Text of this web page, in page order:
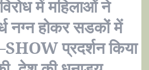
में महिलाओं ने
नग्न होकर सडकों में
प्रदर्शन किया